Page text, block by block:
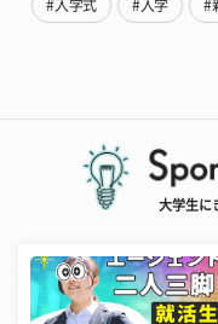
#入学式 #入学 #
大学生に